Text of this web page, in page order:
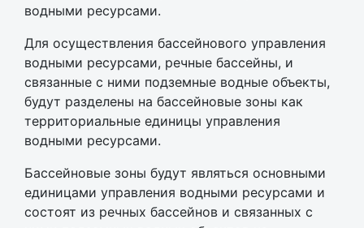
водными ресурсами.
Для осуществления бассейнового управления
водными ресурсами, речные бассейны, и
связанные с ними подземные водные объекты,
будут разделены на бассейновые зоны как
территориальные единицы управления
водными ресурсами.
Бассейновые зоны будут являться основными
единицами управления водными ресурсами и
состоят из речных бассейнов и связанных с